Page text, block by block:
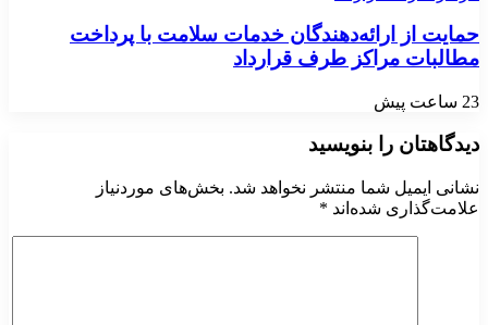
حمایت از ارائه‌دهندگان خدمات سلامت با پرداخت
مطالبات مراکز طرف قرارداد
23 ساعت پیش
دیدگاهتان را بنویسید
نشانی ایمیل شما منتشر نخواهد شد. بخش‌های موردنیاز
علامت‌گذاری شده‌اند *